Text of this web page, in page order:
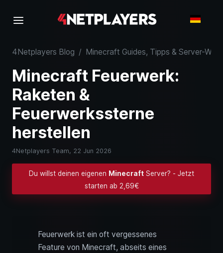
4Netplayers Blog / Minecraft Guides, Tipps & Server-
Minecraft Feuerwerk:
Raketen &
Feuerwerkssterne
herstellen
4Netplayers Team, 22 Jun 2026
Du willst deinen eigenen Minecraft Server? - Jetzt
starten ab 2,69€
Feuerwerk ist ein oft vergessenes
Feature von Minecraft, abseits eines